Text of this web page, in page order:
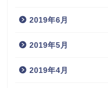
2019年6月
2019年5月
2019年4月